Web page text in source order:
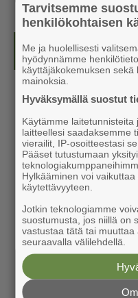
Kesälehti (ilmainen)
Tarvitsemme
henkilökohtaisen
Me ja huolellisesti
hyödynnämme
käyttäjäkokemuksen
mainoksia.
Hyväksymällä suostut
Käytämme
laitteellesi saadaksemme
vierailit, IP-osoitteestasi
Pääset tutustumaan
Hylkääminen voi
käytettävyyteen.
Jotkin teknologiamme
suostumusta, jos niillä on
vastustaa tätä tai
seuraavalla välilehdellä.